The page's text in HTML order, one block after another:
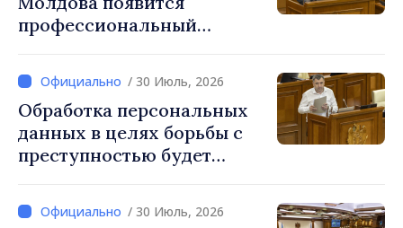
профессиональный
отмечаться ежегодно 25
сентября
/ 30 Июль, 2026
Обработка персональных
данных в целях борьбы с
преступностью будет
законом
/ 30 Июль, 2026